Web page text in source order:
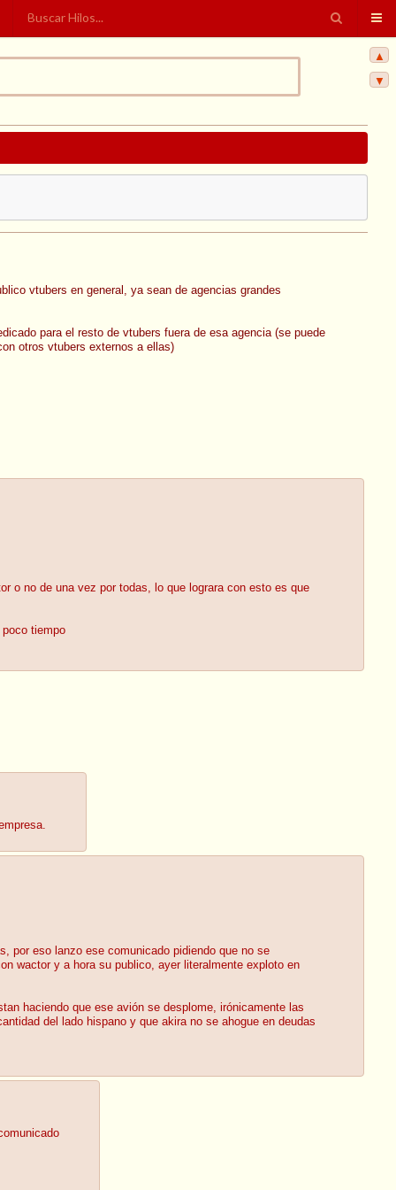
vtubers en general, ya sean de agencias grandes
para el resto de vtubers fuera de esa agencia (se puede
otros vtubers externos a ellas)
o no de una vez por todas, lo que lograra con esto es que
tiempo
por eso lanzo ese comunicado pidiendo que no se
wactor y a hora su publico, ayer literalmente exploto en
haciendo que ese avión se desplome, irónicamente las
del lado hispano y que akira no se ahogue en deudas
▲
▼